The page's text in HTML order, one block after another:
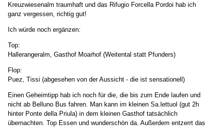
Kreuzwiesenalm traumhaft und das Rifugio Forcella Pordoi hab ich
ganz vergessen, richtig gut!
Ich würde noch ergänzen:
Top:
Hallerangeralm, Gasthof Moarhof (Weitental statt Pfunders)
Flop:
Puez, Tissi (abgesehen von der Aussicht - die ist sensationell)
Einen Geheimtipp hab ich noch für die, die bis zum Ende laufen und
nicht ab Belluno Bus fahren. Man kann im kleinen Sa.lettuol (gut 2h
hinter Ponte della Priula) in dem kleinen Gasthof tatsächlich
übernachten. Top Essen und wunderschön da. Außerdem entzerrt das